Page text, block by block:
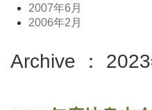
2007年6月
2006年2月
Archive ： 2023